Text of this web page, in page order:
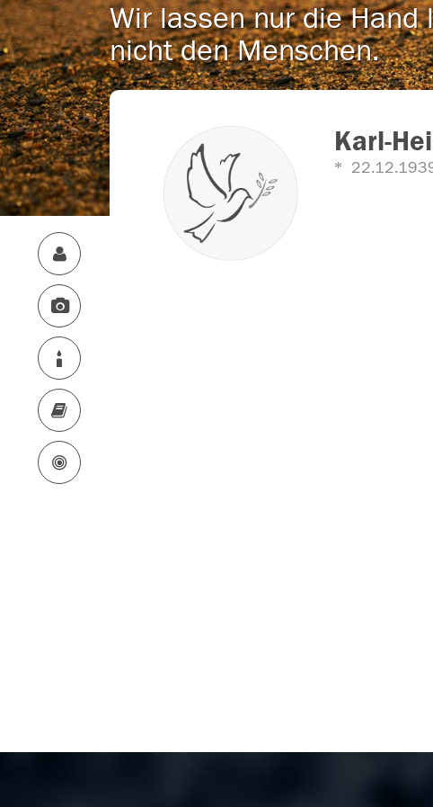
Wir lassen nur die Hand
nicht den Menschen.
Karl-